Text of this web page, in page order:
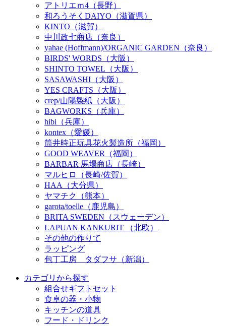
アトリエｍ4（長野）
和ろうそくDAIYO（滋賀県）
KINTO（滋賀）
中川政七商店（奈良）
yahae (Hoffmann)/ORGANIC GARDEN（奈良）
BIRDS' WORDS（大阪）
SHINTO TOWEL（大阪）
SASAWASHI（大阪）
YES CRAFTS（大阪）
crep/山陽製紙（大阪）
BAGWORKS（兵庫）
hibi（兵庫）
kontex（愛媛）
筒井時正玩具花火製造所（福岡）
GOOD WEAVER（福岡）
BARBAR 馬場商店（長崎）
マルヒロ（長崎/佐賀）
HAA（大分県）
ヤマチク（熊本）
garota/toelle（鹿児島）
BRITA SWEDEN（スウェーデン）
LAPUAN KANKURIT （北欧）
その他の作りて
ラッピング
包丁工房 タダフサ（新潟）
カテゴリから探す
組合せギフトセット
食卓の器・小物
キッチンの道具
フード・ドリンク